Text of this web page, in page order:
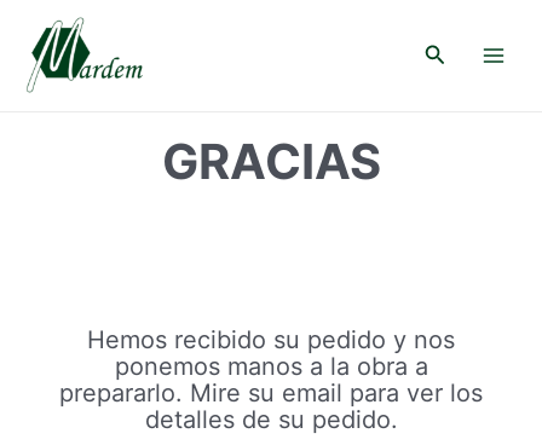
contenido
Buscar
GRACIAS
Hemos recibido su pedido y nos
ponemos manos a la obra a
prepararlo. Mire su email para ver los
detalles de su pedido.